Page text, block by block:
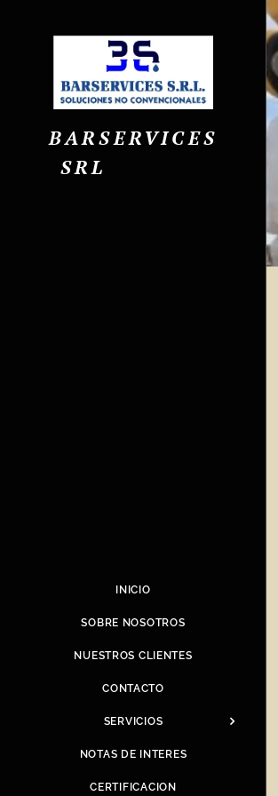
BARSERVICES
SRL
INICIO
SOBRE NOSOTROS
NUESTROS CLIENTES
CONTACTO
SERVICIOS
NOTAS DE INTERES
CERTIFICACION